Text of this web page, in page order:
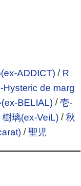
ADDICT)/ R
Hysteric de marg
(ex-BELIAL)/壱-
樹璃(ex-VeiL)/秋
/聖児